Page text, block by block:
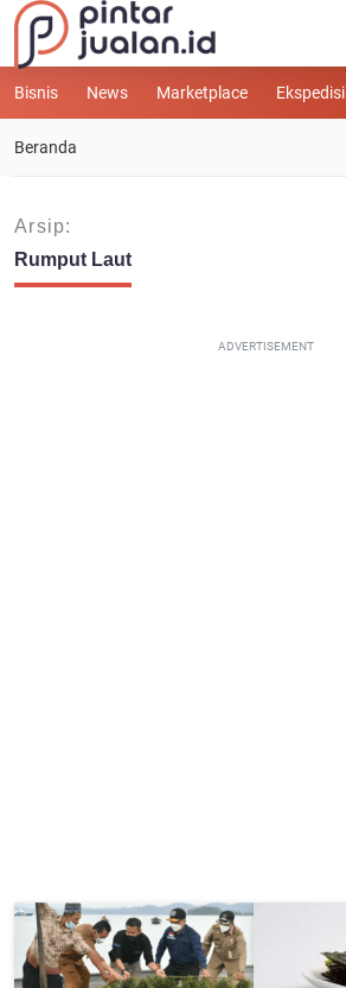
Bisnis News Marketplace Ekspedisi
Beranda
Arsip:
Rumput Laut
ADVERTISEMENT